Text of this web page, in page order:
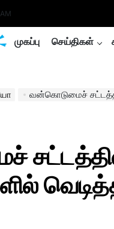
AM
முகப்பு செய்திகள்
வன்கொடுமைச் சட்டத்தில்